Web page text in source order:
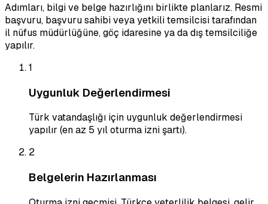
Adımları, bilgi ve belge hazırlığını birlikte planlarız. Resmi
başvuru, başvuru sahibi veya yetkili temsilcisi tarafından
il nüfus müdürlüğüne, göç idaresine ya da dış temsilciliğe
yapılır.
1
Uygunluk Değerlendirmesi
Türk vatandaşlığı için uygunluk değerlendirmesi
yapılır (en az 5 yıl oturma izni şartı).
2
Belgelerin Hazırlanması